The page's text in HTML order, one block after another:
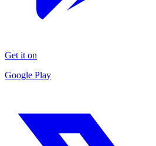
Get it on
Google Play